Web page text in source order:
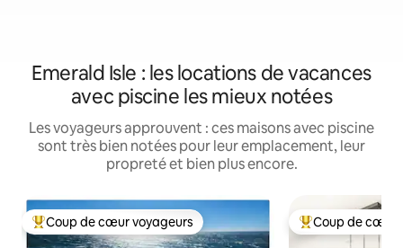
Emerald Isle : les locations de vacances
avec piscine les mieux notées
Les voyageurs approuvent : ces maisons avec piscine
sont très bien notées pour leur emplacement, leur
propreté et bien plus encore.
Coups de cœur voyageurs les plus appréciés
Coup de cœur voyageurs Coups de cœur
Coup de cœur